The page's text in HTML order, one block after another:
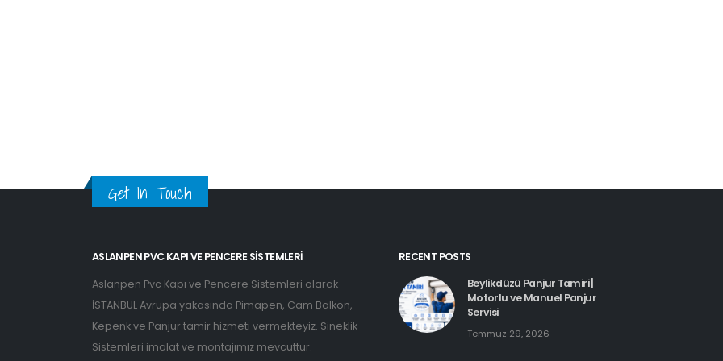
Get In Touch
ASLANPEN PVC KAPI VE PENCERE SISTEMLERI
Aslanpen Pvc Kapı ve Pencere Sistemleri olarak
İSTANBUL Avrupa yakasında Pimapen, Cam Balkon,
Kepenk ve Panjur tamir hizmeti vermekteyiz. Sineklik
Sistemleri imalat ve montajımız mevcuttur.
RECENT POSTS
Beylikdüzü Panjur Tamiri |
Motorlu ve Manuel Panjur
Servisi
Temmuz 29, 2026